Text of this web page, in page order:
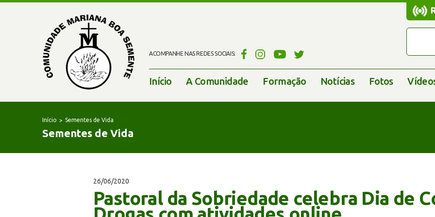
ACOMPANHE NAS REDES SOCIAIS:
Início A Comunidade Formação Notícias Fotos
Início Sementes de Vida
Sementes de Vida
26/06/2020
Pastoral da Sobriedade celebra Dia de